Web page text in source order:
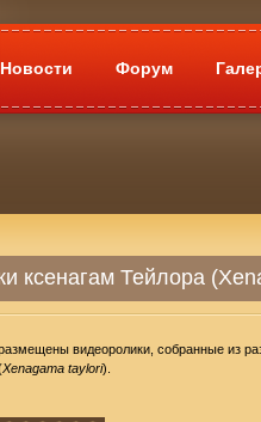
Новости Форум
ксенагам Тейлора
видеоролики, собранные из
Xenagama taylori).